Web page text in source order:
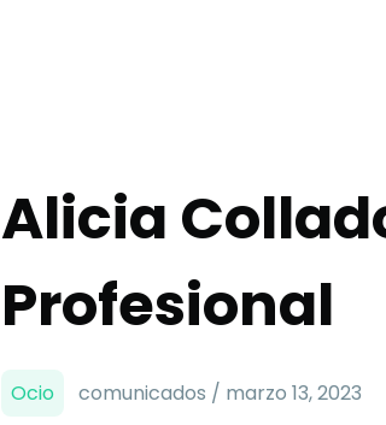
Alicia
Profesional
Ocio comunicados / marzo 13, 2023